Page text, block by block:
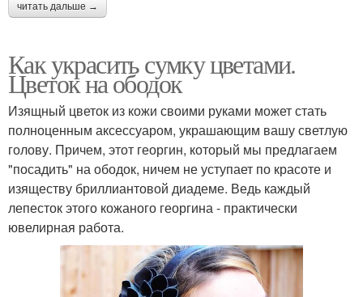
читать дальше →
Как украсить сумку цветами.
Цветок на ободок
Изящный цветок из кожи своими руками может стать
полноценным аксессуаром, украшающим вашу светлую
голову. Причем, этот георгин, который мы предлагаем
"посадить" на ободок, ничем не уступает по красоте и
изяществу бриллиантовой диадеме. Ведь каждый
лепесток этого кожаного георгина - практически
ювелирная работа.